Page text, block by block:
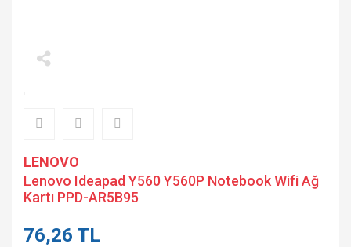
LENOVO
Lenovo Ideapad Y560 Y560P Notebook Wifi Ağ
Kartı PPD-AR5B95
76,26 TL